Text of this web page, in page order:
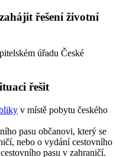
řešení životní
úřadu České
řešit
v místě pobytu českého
pasu občanovi, který se
nebo o vydání cestovního
pasu v zahraničí.